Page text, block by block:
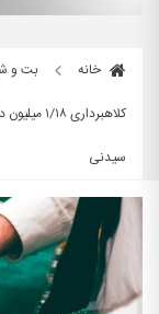
خانه
بت و
سيدنى